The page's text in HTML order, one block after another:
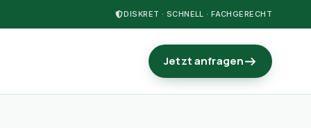
DISKRET · SCHNELL · FACHGERECHT
Jetzt anfragen